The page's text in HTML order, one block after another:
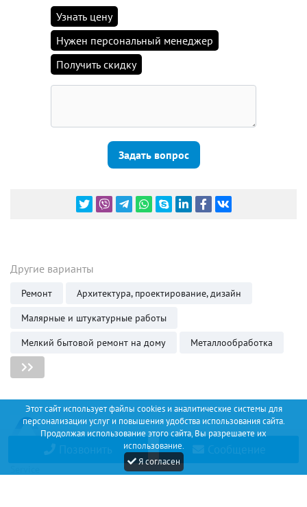
Этот сайт использует файлы cookies и аналитические системы для
персонализации услуг и повышения удобства использования сайта.
Продолжая использование этого сайта, Вы разрешаете их
использование.
Я согласен
Узнать цену
Нужен персональный менеджер
Получить скидку
Задать вопрос
Другие варианты
Ремонт
Архитектура, проектирование, дизайн
Малярные и штукатурные работы
Мелкий бытовой ремонт на дому
Металлообработка
Позвонить Сообщение
Discount